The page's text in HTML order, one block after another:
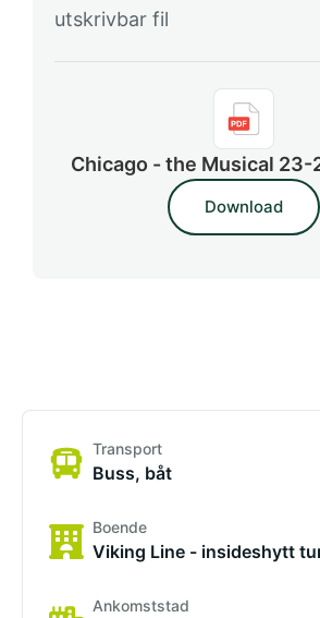
utskrivbar fil
Chicago - the Musical 23-
Download
Transport
Buss, båt
Boende
Viking Line - insideshytt
Ankomststad